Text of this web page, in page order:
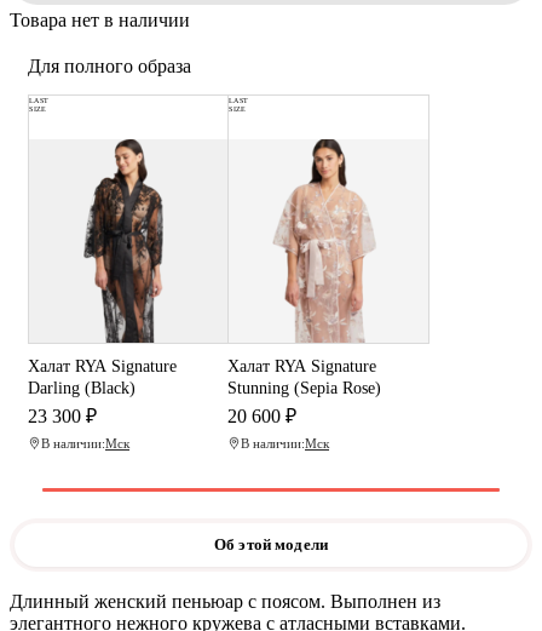
Товара нет в наличии
Для полного образа
LAST
SIZE
Халат RYA Signature
Darling (Black)
23 300 ₽
В наличии:Мск
LAST
SIZE
Халат RYA Signature
Stunning (Sepia Rose)
20 600 ₽
В наличии:Мск
Об этой модели
Длинный женский пеньюар с поясом. Выполнен из
элегантного нежного кружева с атласными вставками.